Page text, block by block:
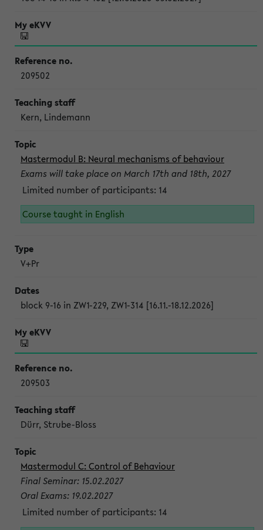
209502
Kern, Lindemann
Mastermodul B: Neural mechanisms of behaviour
Exams will take place on March 17th and 18th, 2027
Limited number of participants: 14
Course taught in English
V+Pr
block 9-16 in ZW1-229, ZW1-314 [16.11.-18.12.2026]
209503
Dürr, Strube-Bloss
Mastermodul C: Control of Behaviour
Final Seminar: 15.02.2027
Oral Exams: 19.02.2027
Limited number of participants: 14